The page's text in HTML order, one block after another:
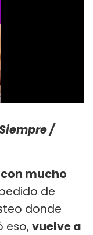
/
mucho
de
donde
eso, vuelve a